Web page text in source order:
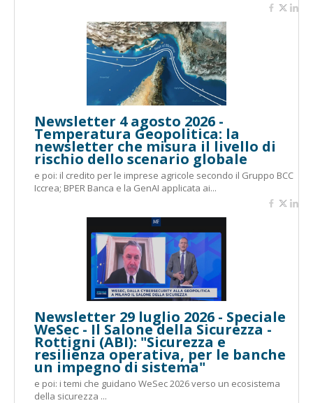
Newsletter 4 agosto 2026 -
Temperatura Geopolitica: la
newsletter che misura il livello di
rischio dello scenario globale
e poi: il credito per le imprese agricole secondo il Gruppo BCC
Iccrea; BPER Banca e la GenAI applicata ai...
Newsletter 29 luglio 2026 - Speciale
WeSec - Il Salone della Sicurezza -
Rottigni (ABI): "Sicurezza e
resilienza operativa, per le banche
un impegno di sistema"
e poi: i temi che guidano WeSec 2026 verso un ecosistema
della sicurezza ...